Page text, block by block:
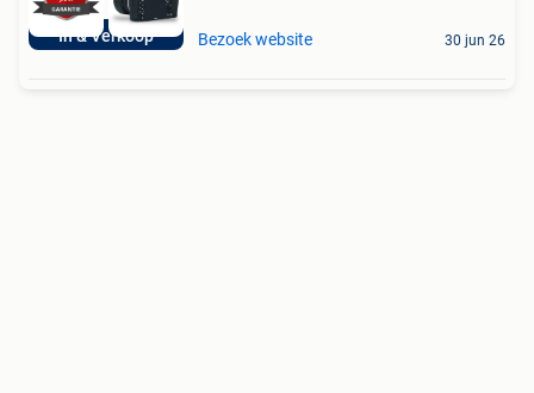
In & Verkoop Bezoek website 30 jun 26